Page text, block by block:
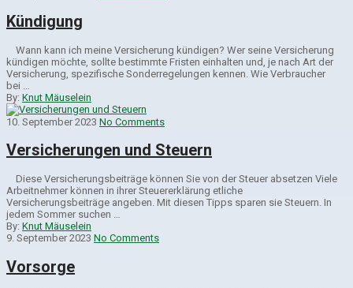
Kündigung
Wann kann ich meine Versicherung kündigen? Wer seine Versicherung
kündigen möchte, sollte bestimmte Fristen einhalten und, je nach Art der
Versicherung, spezifische Sonderregelungen kennen. Wie Verbraucher
bei …
By: Knut Mäuselein
10. September 2023 No Comments
Versicherungen und Steuern
Diese Versicherungsbeiträge kön­nen Sie von der Steuer absetzen Viele
Arbeitnehmer können in ihrer Steuererklärung etliche
Versicherungsbeiträge angeben. Mit diesen Tipps sparen sie Steuern. In
jedem Sommer suchen …
By: Knut Mäuselein
9. September 2023 No Comments
Vorsorge